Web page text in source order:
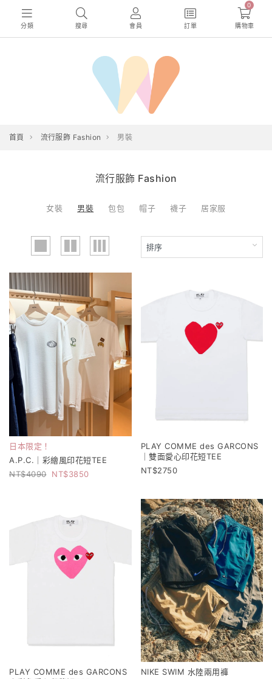
分類 搜尋 會員 訂單
0
購物車
首頁 流行服飾 Fashion 男裝
流行服飾 Fashion
女裝 男裝 包包 帽子 襪子 居家服
日本限定！
A.P.C.｜彩繪風印花短TEE
4090
3850
PLAY COMME des GARCONS
｜雙面愛心印花短TEE
2750
PLAY COMME des GARCONS
NIKE SWIM 水陸兩用褲